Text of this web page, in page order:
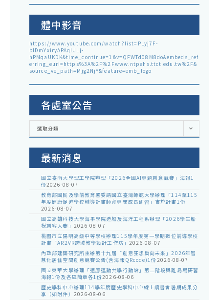
體中影音
https://www.youtube.com/watch?list=PLyj7F-
blDmYxiryAPAqLJLj-
hPMqaUKDK&time_continue=1&v=QFWTd08M8do&embeds_ref
erring_euri=https%3A%2F%2Fwww.ntpehs.ttct.edu.tw%2F&
source_ve_path=Mjg2NjY&feature=emb_logo
各處室公告
各
室
選取分類
最新消息
國立臺南大學理工學院辦理「2026全國AI專題創意競賽」海報1
份2026-08-07
教育部國民及學前教育署委請國立臺灣師範大學辦理「114至115
年度健康促進學校輔導計畫師資專業成長研習」實施計畫1份
2026-08-07
國立高雄科技大學海事學院造船及海洋工程系辦理「2026學生船
模創客大賽」 2026-08-07
桃園市立陽明高級中等學校辦理115學年度第一學期數位前導學校
計畫「AR2VR跨域教學設計工作坊」 2026-08-07
內政部建築研究所主辦第十九屆「創意狂想巢向未來」2026年智
慧化居住空間創意競賽公告(含海報QRcode)1份2026-08-07
國立東華大學辦理「適應運動共學行動站」第二階段與離島場研習
海報1份及各區簡章各1份2026-08-06
歷史學科中心辦理114學年度歷史學科中心線上讀書會暑期成果分
享（如附件） 2026-08-06